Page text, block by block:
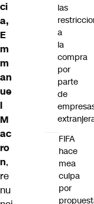
ci
a,
E
m
m
an
ue
l
M
ac
ro
n,
re
nu
las
a
la
compra
por
parte
de
FIFA
hace
mea
culpa
por